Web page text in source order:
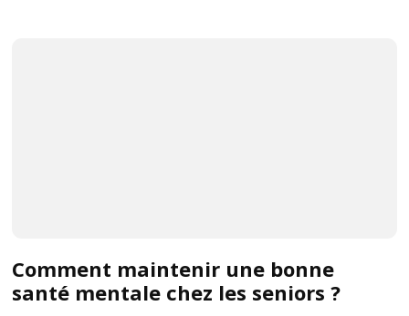
Comment maintenir une bonne
santé mentale chez les seniors ?